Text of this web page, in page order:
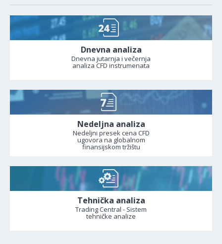
Dnevna analiza
Dnevna jutarnja i večernja
analiza CFD instrumenata
Nedeljna analiza
Nedeljni presek cena CFD
ugovora na globalnom
finansijskom tržištu
Tehnička analiza
Trading Central - Sistem
tehničke analize